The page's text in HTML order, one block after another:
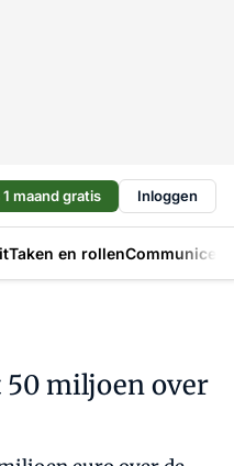
1 maand gratis Inloggen
Taken en rollen
miljoen over